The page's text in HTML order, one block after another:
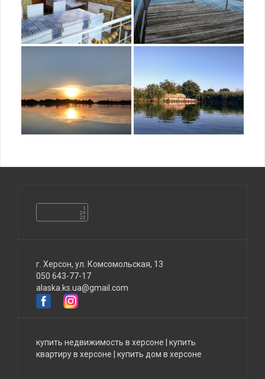
г. Херсон, ул. Комсомольская, 13
050 643-77-17
alaska.ks.ua@gmail.com
купить недвижимость в херсоне
купить
квартиру в херсоне
купить дом в херсоне